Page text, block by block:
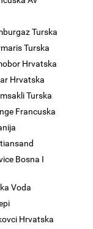
Turska
Turska
Hrvatska
Hrvatska
Turska
Francuska
Bosna I
Voda
Hrvatska